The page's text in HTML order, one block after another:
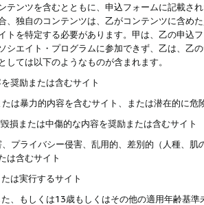
テンツを含むとともに、申込フォームに記載さ
、独自のコンテンツは、乙がコンテンツに含め
トを特定する必要があります。甲は、乙の申込
シエイト・プログラムに参加できず、乙は、乙
しては以下のようなものが含まれます。
奨励または含むサイト
は暴力的内容を含むサイト、または潜在的に
損または中傷的な内容を奨励または含むサイト
プライバシー侵害、乱用的、差別的（人種、
は含むサイト
は実行するサイト
、もしくは13歳もしくはその他の適用年齢基